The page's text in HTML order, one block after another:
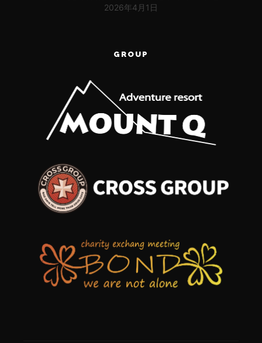
2026年4月1日
GROUP